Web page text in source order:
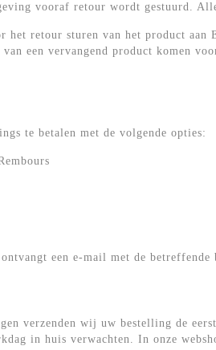
vooraf retour wordt gestuurd.
retour sturen van het product
een vervangend product komen
te betalen met de volgende opties:
een e-mail met de betreffende
verzenden wij uw bestelling de
in huis verwachten. In onze